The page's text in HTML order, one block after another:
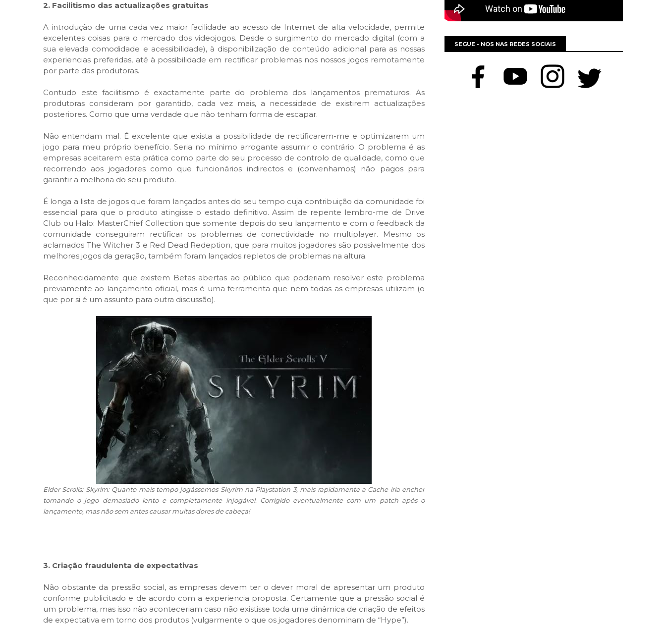
2. Facilitismo das actualizações gratuitas
A introdução de uma cada vez maior facilidade ao acesso de Internet de alta velocidade, permite
excelentes coisas para o mercado dos videojogos. Desde o surgimento do mercado digital (com a
sua elevada comodidade e acessibilidade), à disponibilização de conteúdo adicional para as nossas
experiencias preferidas, até à possibilidade em rectificar problemas nos nossos jogos remotamente
por parte das produtoras.
Contudo este facilitismo é exactamente parte do problema dos lançamentos prematuros. As
produtoras consideram por garantido, cada vez mais, a necessidade de existirem actualizações
posteriores. Como que uma verdade que não tenham forma de escapar.
Não entendam mal. É excelente que exista a possibilidade de rectificarem-me e optimizarem um
jogo para meu próprio benefício. Seria no mínimo arrogante assumir o contrário. O problema é as
empresas aceitarem esta prática como parte do seu processo de controlo de qualidade, como que
recorrendo aos jogadores como que funcionários indirectos e (convenhamos) não pagos para
garantir a melhoria do seu produto.
É longa a lista de jogos que foram lançados antes do seu tempo cuja contribuição da comunidade foi
essencial para que o produto atingisse o estado definitivo. Assim de repente lembro-me de Drive
Club ou Halo: MasterChief Collection que somente depois do seu lançamento e com o feedback da
comunidade conseguiram rectificar os problemas de conectividade no multiplayer. Mesmo os
aclamados The Witcher 3 e Red Dead Redeption, que para muitos jogadores são possivelmente dos
melhores jogos da geração, também foram lançados repletos de problemas na altura.
Reconhecidamente que existem Betas abertas ao público que poderiam resolver este problema
previamente ao lançamento oficial, mas é uma ferramenta que nem todas as empresas utilizam (o
que por si é um assunto para outra discussão).
Elder Scrolls: Skyrim: Quanto mais tempo jogássemos Skyrim na Playstation 3, mais rapidamente a Cache iria encher
tornando o jogo demasiado lento e completamente injogável. Corrigido eventualmente com um patch após o
lançamento, mas não sem antes causar muitas dores de cabeça!
3. Criação fraudulenta de expectativas
Não obstante da pressão social, as empresas devem ter o dever moral de apresentar um produto
conforme publicitado e de acordo com a experiencia proposta. Certamente que a pressão social é
um problema, mas isso não aconteceriam caso não existisse toda uma dinâmica de criação de efeitos
de expectativa em torno dos produtos (vulgarmente o que os jogadores denominam de “Hype”).
SEGUE - NOS NAS REDES SOCIAIS